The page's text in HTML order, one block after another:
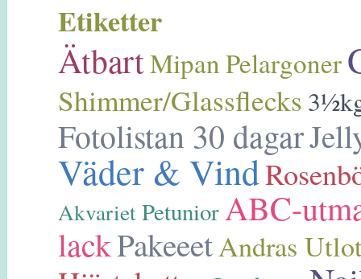
Etiketter
ÄtbartMipanPelargoner
Shimmer/Glassflecks
Fotolistan 30 dagar
Väder & Vind
AkvarietPetuniorABC-
lackPakeeetAndras